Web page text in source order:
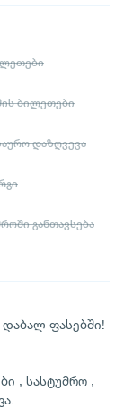
დაბალ ფასებში!
, სასტუმრო ,
ბილეთები
დაზღვევა
განთავსება